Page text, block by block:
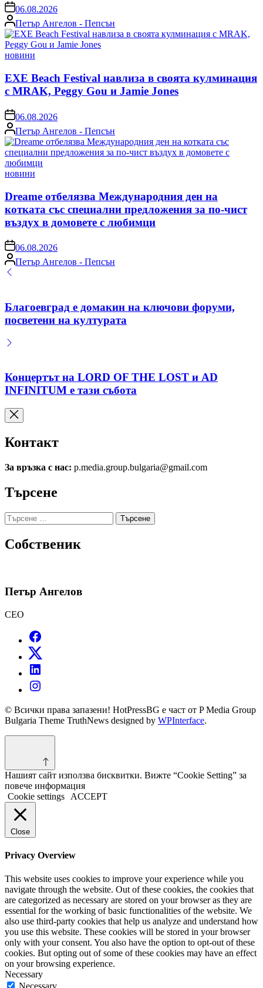
on06.08.2026
Posted
by
Петър Ангелов - Пепсън
Posted
новини
EXE Beach Festival навлиза в своята кулминация
с MRAK, Peggy Gou и Jamie Jones
on06.08.2026
Posted
by
Петър Ангелов - Пепсън
Posted
новини
Dreame отбелязва Международния ден на
котката със специални предложения за по-чист
въздух в домовете с любимци
on06.08.2026
Posted
by
Петър Ангелов - Пепсън
Благоевград е домакин на ключови форуми,
посветени на културата
Концертът на LORD OF THE LOST и AD
INFINITUM е тази събота
Контакт
За връзка с нас: p.media.group.bulgaria@gmail.com
Търсене
Търсене
за:
Собственик
Петър Ангелов
CEO
© Всички права запазени! HotPressBG е част от P Media Group
Bulgaria Theme TruthNews designed by WPInterface.
Нашият сайт използва бисквитки. Вижте “Cookie Setting” за
повече информация
Cookie settings
ACCEPT
Close
Privacy Overview
This website uses cookies to improve your experience while you
navigate through the website. Out of these cookies, the cookies that
are categorized as necessary are stored on your browser as they are
essential for the working of basic functionalities of the website. We
also use third-party cookies that help us analyze and understand how
you use this website. These cookies will be stored in your browser
only with your consent. You also have the option to opt-out of these
cookies. But opting out of some of these cookies may have an effect
on your browsing experience.
Necessary
Necessary